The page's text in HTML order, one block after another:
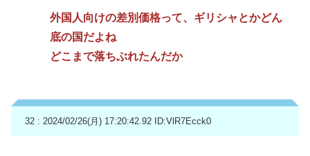
外国人向けの差別価格って、ギリシャとかどん
底の国だよね
どこまで落ちぶれたんだか
32 : 2024/02/26(月) 17:20:42.92 ID:VlR7Ecck0